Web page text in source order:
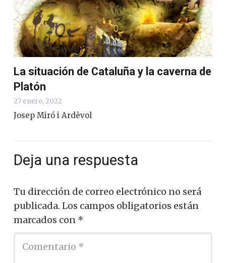
La situación de Cataluña y la caverna de
Platón
27 enero, 2022
Josep Miró i Ardèvol
Deja una respuesta
Tu dirección de correo electrónico no será
publicada. Los campos obligatorios están
marcados con *